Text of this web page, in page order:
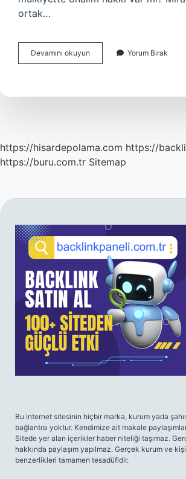
ortak…
Devamını okuyun Mirasçıların
Önalım
Mı
Yorum Bırak
https://hisardepolama.com https://
https://buru.com.tr Sitemap
SIDEBAR
Bu internet sitesinin hiçbir marka, kurum yada
bağlantısı yoktur. Kendimize ait makale
Sitede yer alan içerikler haber niteliği taşımaz.
hakkında paylaşım yapılmaz. Gerçek kurum ve
benzerlikleri tamamen tesadüfidir.